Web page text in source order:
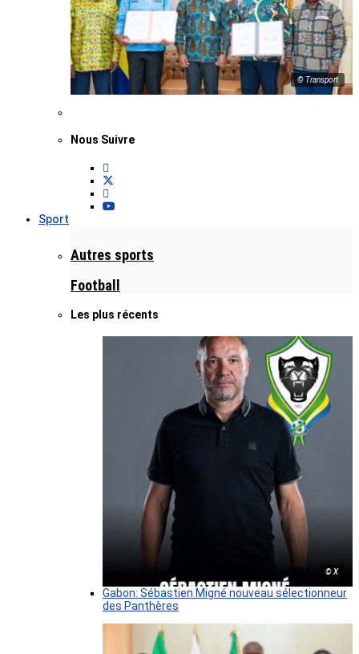
© Transport
Nous Suivre
Sport
Autres sports
Football
Les plus récents
© X
Gabon: Sébastien Migné nouveau sélectionneur
des Panthères